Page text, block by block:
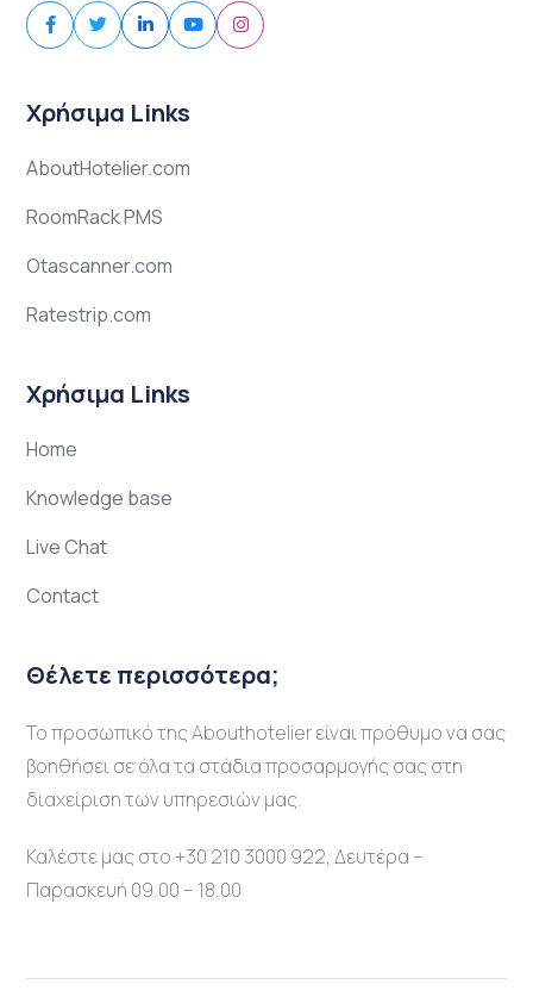
Χρήσιμα Links
AboutHotelier.com
RoomRack PMS
Otascanner.com
Ratestrip.com
Χρήσιμα Links
Home
Knowledge base
Live Chat
Contact
Θέλετε περισσότερα;
Το προσωπικό της Abouthotelier είναι πρόθυμο να σας
βοηθήσει σε όλα τα στάδια προσαρμογής σας στη
διαχείριση των υπηρεσιών μας.
Καλέστε μας στο +30 210 3000 922, Δευτέρα –
Παρασκευή 09.00 – 18.00